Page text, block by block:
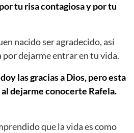
tu risa contagiosa y por tu
nacido ser agradecido, así
por dejarme entrar en tu vida.
las gracias a Dios, pero esta
dejarme conocerte Rafela.
que la vida es como